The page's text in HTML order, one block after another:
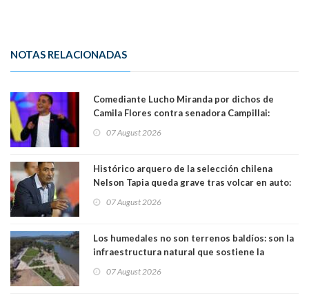
NOTAS RELACIONADAS
Comediante Lucho Miranda por dichos de
Camila Flores contra senadora Campillai:
forma de quitar dignidad"
07 August 2026
Histórico arquero de la selección chilena
Nelson Tapia queda grave tras volcar en auto:
07 August 2026
Los humedales no son terrenos baldíos: son la
infraestructura natural que sostiene la
07 August 2026